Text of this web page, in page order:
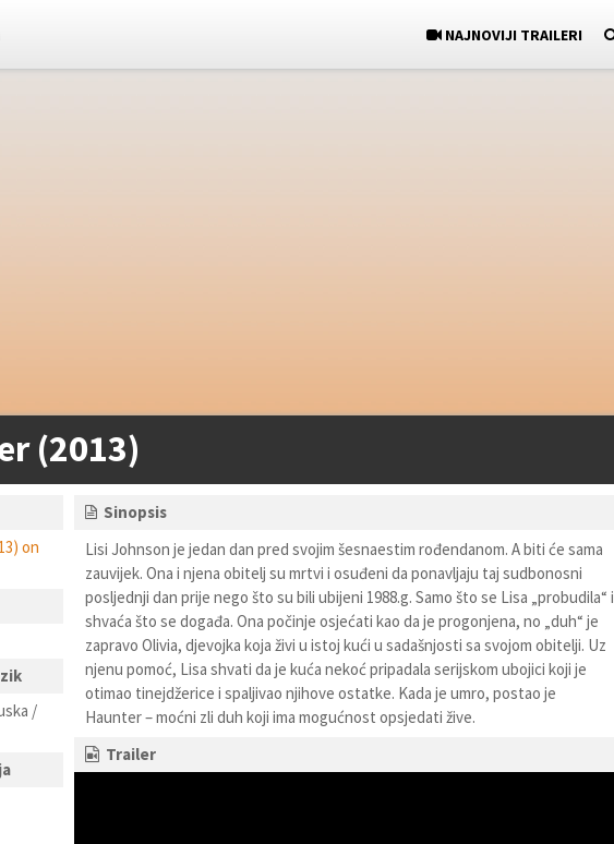
NAJNOVIJI TRAILERI
(2013)
/
Sinopsis
Lisi Johnson je jedan dan pred svojim šesnaestim rođendanom. A biti će sama
zauvijek. Ona i njena obitelj su mrtvi i osuđeni da ponavljaju taj sudbonosni
posljednji dan prije nego što su bili ubijeni 1988.g. Samo što se Lisa „probudila“ i
shvaća što se događa. Ona počinje osjećati kao da je progonjena, no „duh“ je
zapravo Olivia, djevojka koja živi u istoj kući u sadašnjosti sa svojom obitelji. Uz
njenu pomoć, Lisa shvati da je kuća nekoć pripadala serijskom ubojici koji je
otimao tinejdžerice i spaljivao njihove ostatke. Kada je umro, postao je
Haunter – moćni zli duh koji ima mogućnost opsjedati žive.
Trailer